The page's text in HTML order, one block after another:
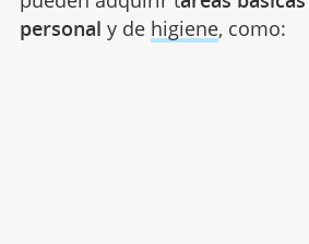
personal y de higiene, como: